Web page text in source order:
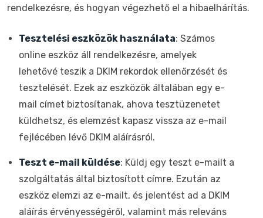
rendelkezésre, és hogyan végezhető el a hibaelhárítás.
Tesztelési eszközök használata: Számos
online eszköz áll rendelkezésre, amelyek
lehetővé teszik a DKIM rekordok ellenőrzését és
tesztelését. Ezek az eszközök általában egy e-
mail címet biztosítanak, ahova tesztüzenetet
küldhetsz, és elemzést kapasz vissza az e-mail
fejlécében lévő DKIM aláírásról.
Teszt e-mail küldése: Küldj egy teszt e-mailt a
szolgáltatás által biztosított címre. Ezután az
eszköz elemzi az e-mailt, és jelentést ad a DKIM
aláírás érvényességéről, valamint más releváns